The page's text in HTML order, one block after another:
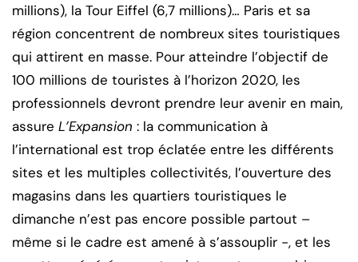
millions), la Tour Eiffel (6,7 millions)… Paris et sa
région concentrent de nombreux sites touristiques
qui attirent en masse. Pour atteindre l’objectif de
100 millions de touristes à l’horizon 2020, les
professionnels devront prendre leur avenir en main,
assure L’Expansion : la communication à
l’international est trop éclatée entre les différents
sites et les multiples collectivités, l’ouverture des
magasins dans les quartiers touristiques le
dimanche n’est pas encore possible partout –
même si le cadre est amené à s’assouplir -, et les